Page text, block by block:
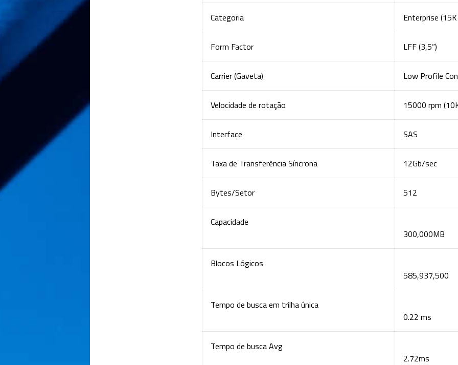
Categoria Enterprise
Form Factor LFF (3,5”)
Carrier (Gaveta) Low Profile
Velocidade de rotação 15000 rpm
Interface SAS
Taxa de Transferência Síncrona 12Gb/sec
Bytes/Setor 512
Capacidade
300,000MB
Blocos Lógicos
585,937,500
Tempo de busca em trilha única
0.22 ms
Tempo de busca Avg
2.72ms